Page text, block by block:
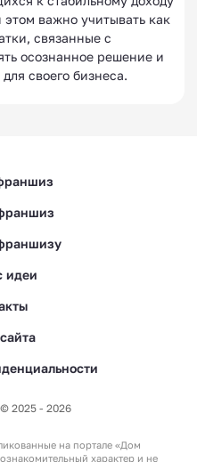
важно учитывать как
связанные с
осознанное решение и
своего бизнеса.
идеи
2025 - 2026